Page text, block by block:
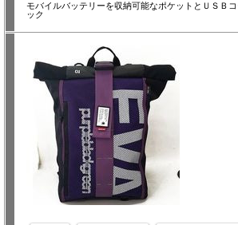
モバイルバッテリーを収納可能なポケットとＵＳＢ
ック